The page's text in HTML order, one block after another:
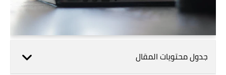
جدول محتويات المقال